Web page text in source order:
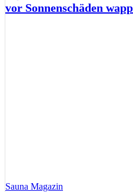
vor Sonnenschäden
Sauna Magazin